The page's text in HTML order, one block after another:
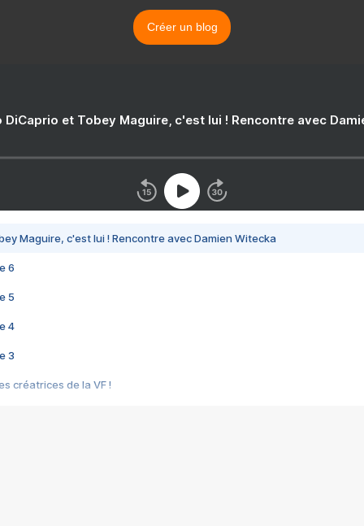
Créer un blog
DiCaprio et Tobey Maguire, c'est lui ! Rencontre avec
Maguire, c'est lui ! Rencontre avec Damien Witecka
6
5
4
3
créatrices de la VF !